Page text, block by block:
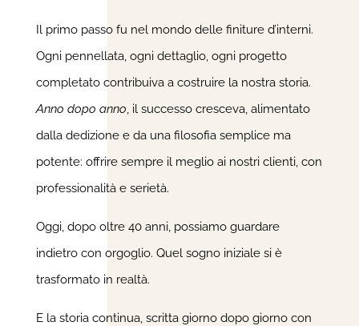
Il primo passo fu nel mondo delle finiture d’interni.
Ogni pennellata, ogni dettaglio, ogni progetto
completato contribuiva a costruire la nostra storia.
Anno dopo anno , il successo cresceva, alimentato
dalla dedizione e da una filosofia semplice ma
potente: offrire sempre il meglio ai nostri clienti, con
professionalità e serietà.
Oggi, dopo oltre 40 anni, possiamo guardare
indietro con orgoglio. Quel sogno iniziale si è
trasformato in realtà.
E la storia continua, scritta giorno dopo giorno con